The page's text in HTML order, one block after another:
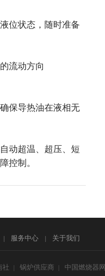
位状态，随时准备
流动方向
保导热油在液相无
动超温、超压、短
控制。
服务中心 关于我们
社 锅炉供应商 中国燃烧器网